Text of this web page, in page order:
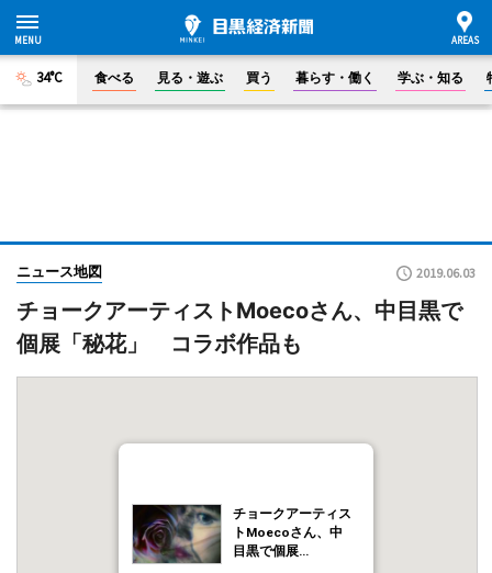
34°C 食べる 見る・遊ぶ 買う 暮らす・働く 学ぶ・知る
ニュース地図 2019.06.03
チョークアーティストMoecoさん、中目黒で
個展「秘花」 コラボ作品も
チョークアーティス
トMoecoさん、中
目黒で個展…